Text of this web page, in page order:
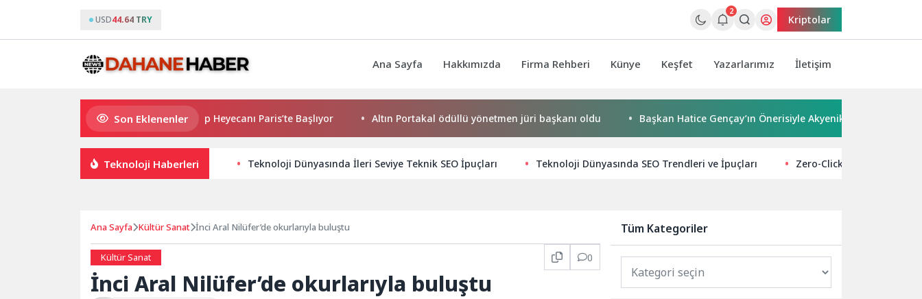
USD44.64 TRY
2
Kriptolar
Ana Sayfa Hakkımızda Firma Rehberi Künye Keşfet Yazarlarımız İletişim
Son Eklenenler
2026 PUBG Mobile World Cup Heyecanı Paris’te Başlıyor Altın Portakal ödüllü yönetmen jüri başkanı oldu Başkan Hatice Gençay’ın Önerisiyle Akyeniköy Düğün Salonu Yıl
Teknoloji Haberleri Teknoloji Dünyasında İleri Seviye Teknik SEO İpuçları Teknoloji Dünyasında SEO Trendleri ve İpuçları Zero-Click Aramalar
Ana Sayfa Kültür Sanat İnci Aral Nilüfer’de okurlarıyla buluştu
Kültür Sanat 0
İnci Aral Nilüfer’de okurlarıyla buluştu
Tüm Kategoriler